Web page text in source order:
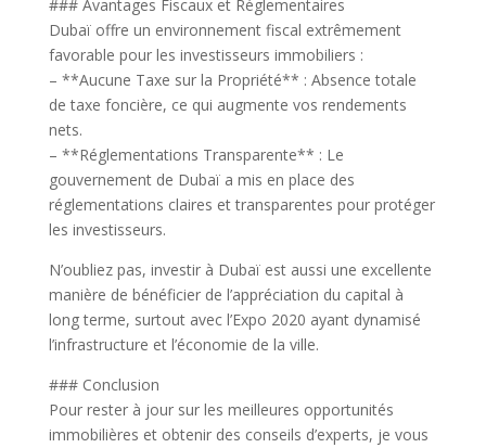
### Avantages Fiscaux et Réglementaires
Dubaï offre un environnement fiscal extrêmement
favorable pour les investisseurs immobiliers :
– **Aucune Taxe sur la Propriété** : Absence totale
de taxe foncière, ce qui augmente vos rendements
nets.
– **Réglementations Transparente** : Le
gouvernement de Dubaï a mis en place des
réglementations claires et transparentes pour protéger
les investisseurs.
N’oubliez pas, investir à Dubaï est aussi une excellente
manière de bénéficier de l’appréciation du capital à
long terme, surtout avec l’Expo 2020 ayant dynamisé
l’infrastructure et l’économie de la ville.
### Conclusion
Pour rester à jour sur les meilleures opportunités
immobilières et obtenir des conseils d’experts, je vous